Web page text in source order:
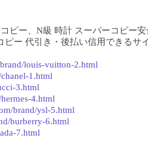
ピー、N級 時計 スーパーコピー
ー 代引き・後払い信用できるサ
louis-vuitton-2.html
1.html
3.html
4.html
brand/ysl-5.html
burberry-6.html
7.html